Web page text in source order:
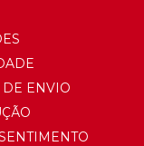
ENVIO